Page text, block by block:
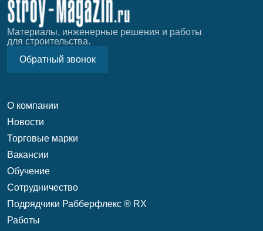
Материалы, инженерные решения и работы
для строительства.
Обратный звонок
О компании
Новости
Торговые марки
Вакансии
Обучение
Сотрудничество
Подрядчики Рабберфлекс ® RX
Работы